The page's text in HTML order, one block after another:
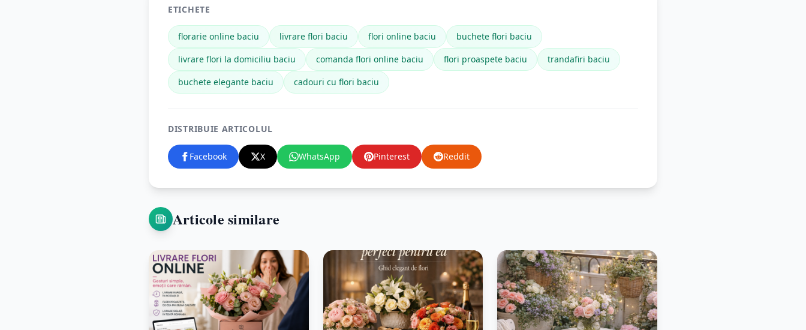
ETICHETE
florarie online baciu livrare flori baciu flori online baciu
buchete flori baciu
livrare flori la domiciliu baciu
comanda flori online baciu flori proaspete baciu
trandafiri baciu
buchete elegante baciu
cadouri cu flori baciu
DISTRIBUIE ARTICOLUL
Facebook X WhatsApp Pinterest Reddit
Articole similare